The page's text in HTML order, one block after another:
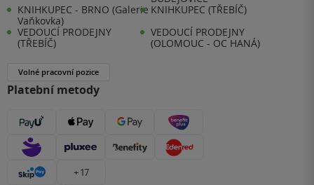
KNIHKUPEC - BRNO (Galerie
Vaňkovka)
KNIHKUPEC (TŘEBÍČ)
VEDOUCÍ PRODEJNY
(TŘEBÍČ)
VEDOUCÍ PRODEJNY
(OLOMOUC - OC HANÁ)
Volné pracovní pozice
Platební metody
+ 17